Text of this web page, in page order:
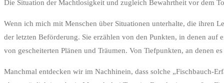
Die Situation der Machtlosigkeit und zugleich Bewahrtheit vor dem
Wenn ich mich mit Menschen über Situationen unterhalte, die ihren
der letzten Beförderung. Sie erzählen von den Punkten, in denen auf
von gescheiterten Plänen und Träumen. Von Tiefpunkten, an denen
Manchmal entdecken wir im Nachhinein, dass solche „Fischbauch-